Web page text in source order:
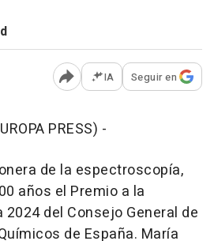
Abrir opciones para
IA Seguir en
PRESS) -
de la espectroscopía,
años el Premio a la
del Consejo General de
de España. María